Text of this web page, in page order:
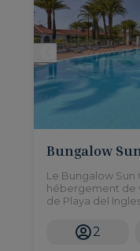
Bungalow
Le Bungalow Sun
hébergement de
de Playa del
vacances!2